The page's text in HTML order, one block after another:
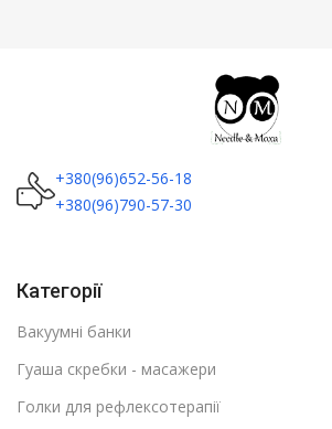
+380(96)652-56-18
+380(96)790-57-30
Категорії
Вакуумні банки
Гуаша скребки - масажери
Голки для рефлексотерапії